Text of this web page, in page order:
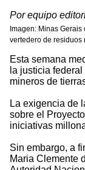
Por equipo
Imagen: Minas
vertedero de residuos
Esta semana
la justicia
mineros de
La exigencia de
sobre el
iniciativas
Sin embargo, a
Maria Clemente